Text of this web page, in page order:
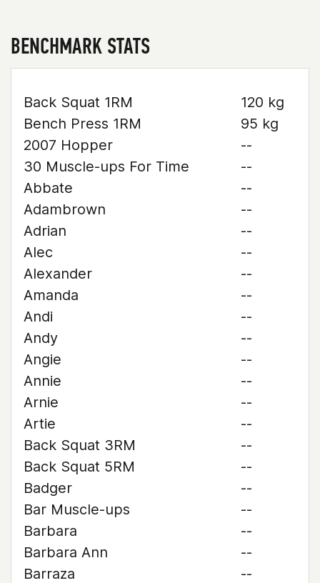
BENCHMARK STATS
Back Squat 1RM
120 kg
Bench Press 1RM
95 kg
2007 Hopper
--
30 Muscle-ups For Time
--
Abbate
--
Adambrown
--
Adrian
--
Alec
--
Alexander
--
Amanda
--
Andi
--
Andy
--
Angie
--
Annie
--
Arnie
--
Artie
--
Back Squat 3RM
--
Back Squat 5RM
--
Badger
--
Bar Muscle-ups
--
Barbara
--
Barbara Ann
--
Barraza
--